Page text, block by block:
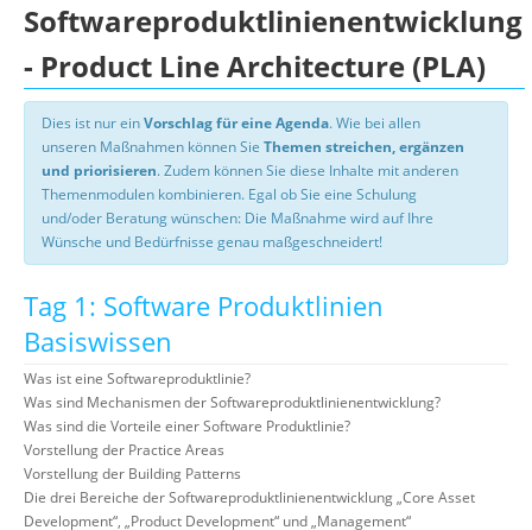
Softwareproduktlinienentwicklung
- Product Line Architecture (PLA)
Dies ist nur einVorschlag für eine Agenda. Wie bei allen
unseren Maßnahmen können Sie Themen streichen, ergänzen
und priorisieren. Zudem können Sie diese Inhalte mit anderen
Themenmodulen kombinieren. Egal ob Sie eine Schulung
und/oder Beratung wünschen: Die Maßnahme wird auf Ihre
Wünsche und Bedürfnisse genau maßgeschneidert!
Tag 1: Software Produktlinien
Basiswissen
Was ist eine Softwareproduktlinie?
Was sind Mechanismen der Softwareproduktlinienentwicklung?
Was sind die Vorteile einer Software Produktlinie?
Vorstellung der Practice Areas
Vorstellung der Building Patterns
Die drei Bereiche der Softwareproduktlinienentwicklung „Core Asset
Development“, „Product Development“ und „Management“